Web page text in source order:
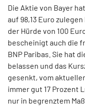
Die Aktie von Bayer
auf 98,13 Euro
der Hürde von 100
bescheinigt auch die
BNP Paribas. Sie hat
belassen und das
gesenkt, vom
immer gut 17 Prozent
nur in begrenztem